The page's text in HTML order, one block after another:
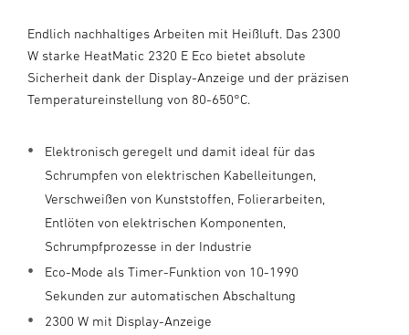
Endlich nachhaltiges Arbeiten mit Heißluft. Das 2300
W starke HeatMatic 2320 E Eco bietet absolute
Sicherheit dank der Display-Anzeige und der präzisen
Temperatureinstellung von 80-650°C.
Elektronisch geregelt und damit ideal für das
Schrumpfen von elektrischen Kabelleitungen,
Verschweißen von Kunststoffen, Folierarbeiten,
Entlöten von elektrischen Komponenten,
Schrumpfprozesse in der Industrie
Eco-Mode als Timer-Funktion von 10-1990
Sekunden zur automatischen Abschaltung
2300 W mit Display-Anzeige